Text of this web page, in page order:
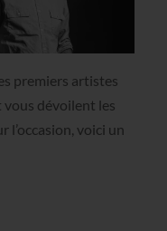
premiers artistes
vous dévoilent les
l’occasion, voici un